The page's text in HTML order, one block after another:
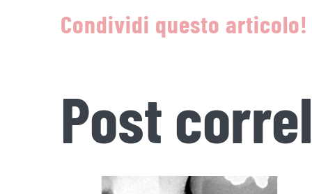
Condividi questo articolo!
Post